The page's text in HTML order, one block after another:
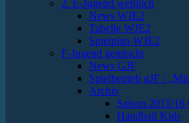
2. E-Jugend weiblich
News WJE2
Tabelle WJE2
Spielplan WJE2
F-Jugend gemischt
News GJF
Spielbetrieb gJF /
Archiv
Saison 2015/16
Handball Kids